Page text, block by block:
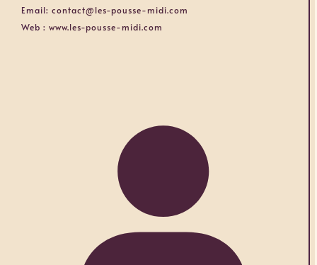
Email: contact@les-pousse-midi.com
Web : www.les-pousse-midi.com